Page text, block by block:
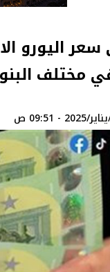
اليورو
مختلف